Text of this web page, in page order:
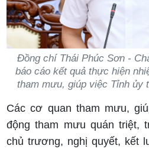
Đồng chí Thái Phúc Sơn -
báo cáo kết quả thực hiện
tham mưu, giúp việc Tỉnh ủy
Các cơ quan tham mưu,
động tham mưu quán triệt,
chủ trương, nghị quyết, kết